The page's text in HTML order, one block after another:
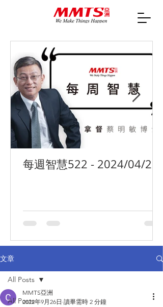
每週智慧522 - 2024/04/29
文章
All Posts
All Posts
MMTS亞洲
2022年9月26日 讀畢需時 2 分鐘